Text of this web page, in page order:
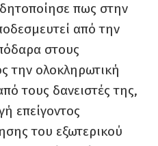
πως στην
από την
στους
την ολοκληρωτική
τους δανειστές της,
επείγοντος
του εξωτερικού